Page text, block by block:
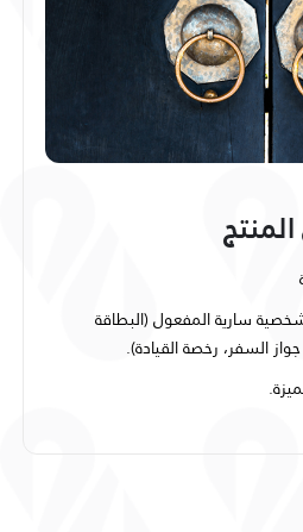
سارية المفعول (البطاقة
السفر، رخصة القيادة).